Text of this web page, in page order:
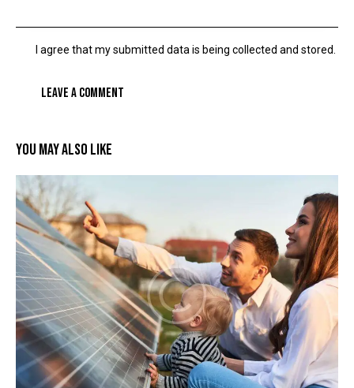
I agree that my submitted data is being collected and stored.
YOU MAY ALSO LIKE